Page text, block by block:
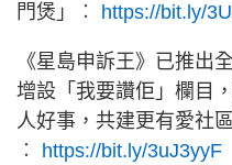
門煲」︰ https://bit.ly/
《星島申訴王》已推出
增設「我要讚佢」欄目
人好事，共建更有愛社
︰ https://bit.ly/3uJ3yyF